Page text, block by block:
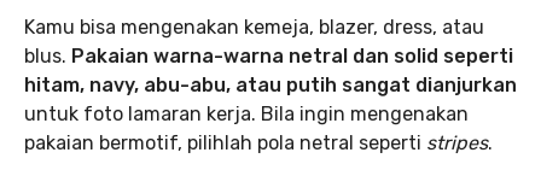
Kamu bisa mengenakan kemeja, blazer, dress, atau
blus. Pakaian warna-warna netral dan solid seperti
hitam, navy, abu-abu, atau putih sangat dianjurkan
untuk foto lamaran kerja. Bila ingin mengenakan
pakaian bermotif, pilihlah pola netral seperti stripes.